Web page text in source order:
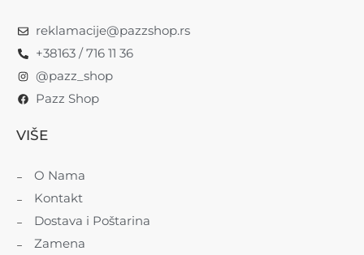
reklamacije@pazzshop.rs
+38163 / 716 11 36
@pazz_shop
Pazz Shop
VIŠE
O Nama
Kontakt
Dostava i Poštarina
Zamena